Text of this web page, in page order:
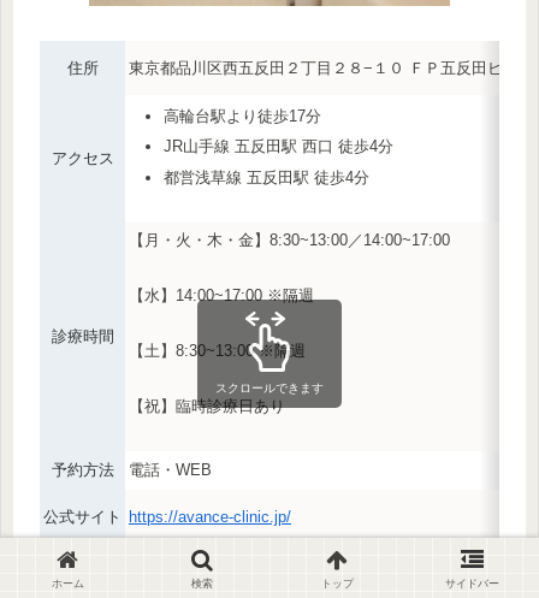
住所 東京都品川区西五反田２丁目２８−１０ ＦＰ五反田ビル
アクセス
高輪台駅より徒歩17分
JR山手線 五反田駅 西口 徒歩4分
都営浅草線 五反田駅 徒歩4分
診療時間
【月・火・木・金】8:30~13:00／14:00~17:00
【水】14:00~17:00 ※隔週
【土】8:30~13:00 ※隔週
【祝】臨時診療日あり
予約方法 電話・WEB
公式サイト https://avance-clinic.jp/
ピル料金
2,500円 ／アフターピル 11,000円
スクロールできます
ホーム 検索 トップ サイドバー